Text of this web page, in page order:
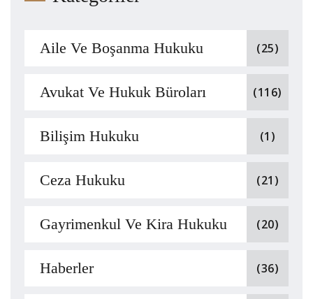
Aile Ve Boşanma Hukuku (25)
Avukat Ve Hukuk Büroları (116)
Bilişim Hukuku (1)
Ceza Hukuku (21)
Gayrimenkul Ve Kira Hukuku (20)
Haberler (36)